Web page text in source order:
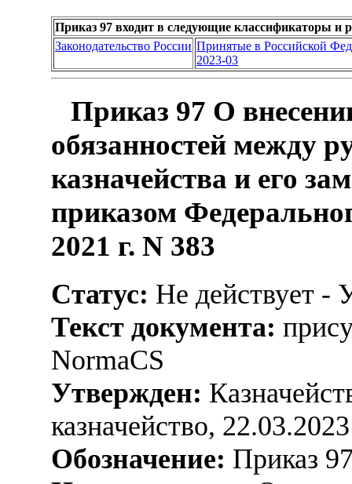
Приказ 97 входит в следующие классификаторы и
Законодательство России Принятые в Российской
2023-03
Приказ 97 О
обязанностей между
казначейства и его
приказом
2021 г. N 383
Статус: Не действует -
Текст документа:
NormaCS
Утвержден:
казначейство, 22.03.2023
Обозначение: Приказ